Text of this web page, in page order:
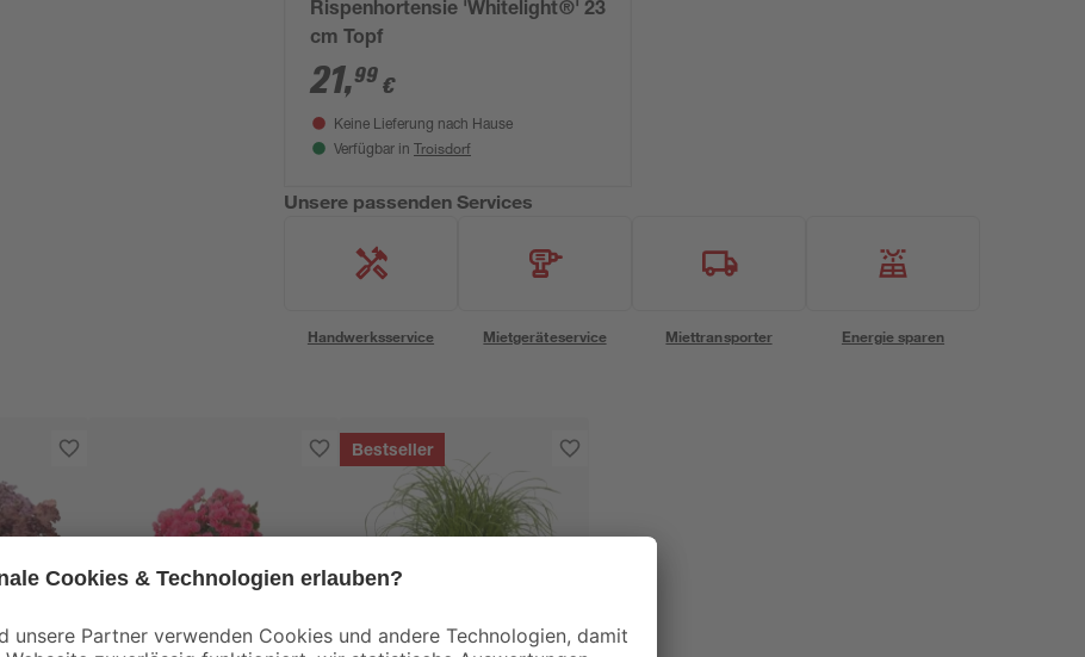
Rispenhortensie 'Whitelight®' 23
cm Topf
21,99 €
Keine Lieferung nach Hause
Verfügbar in Troisdorf
Unsere passenden Services
Handwerksservice Mietgeräteservice Miettransporter Energie sparen
Bestseller